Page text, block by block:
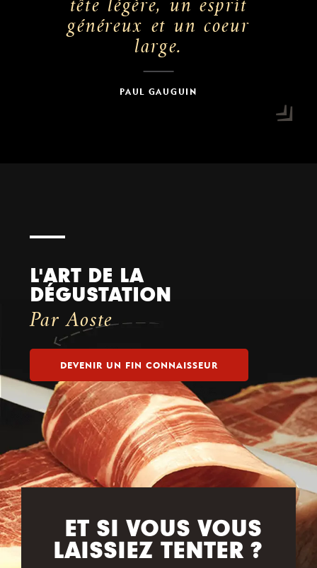
tête légère, un esprit
généreux et un coeur
large.
PAUL GAUGUIN
L'ART DE LA
DÉGUSTATION
Par Aoste
DEVENIR UN FIN CONNAISSEUR
ET SI VOUS VOUS
LAISSIEZ TENTER ?